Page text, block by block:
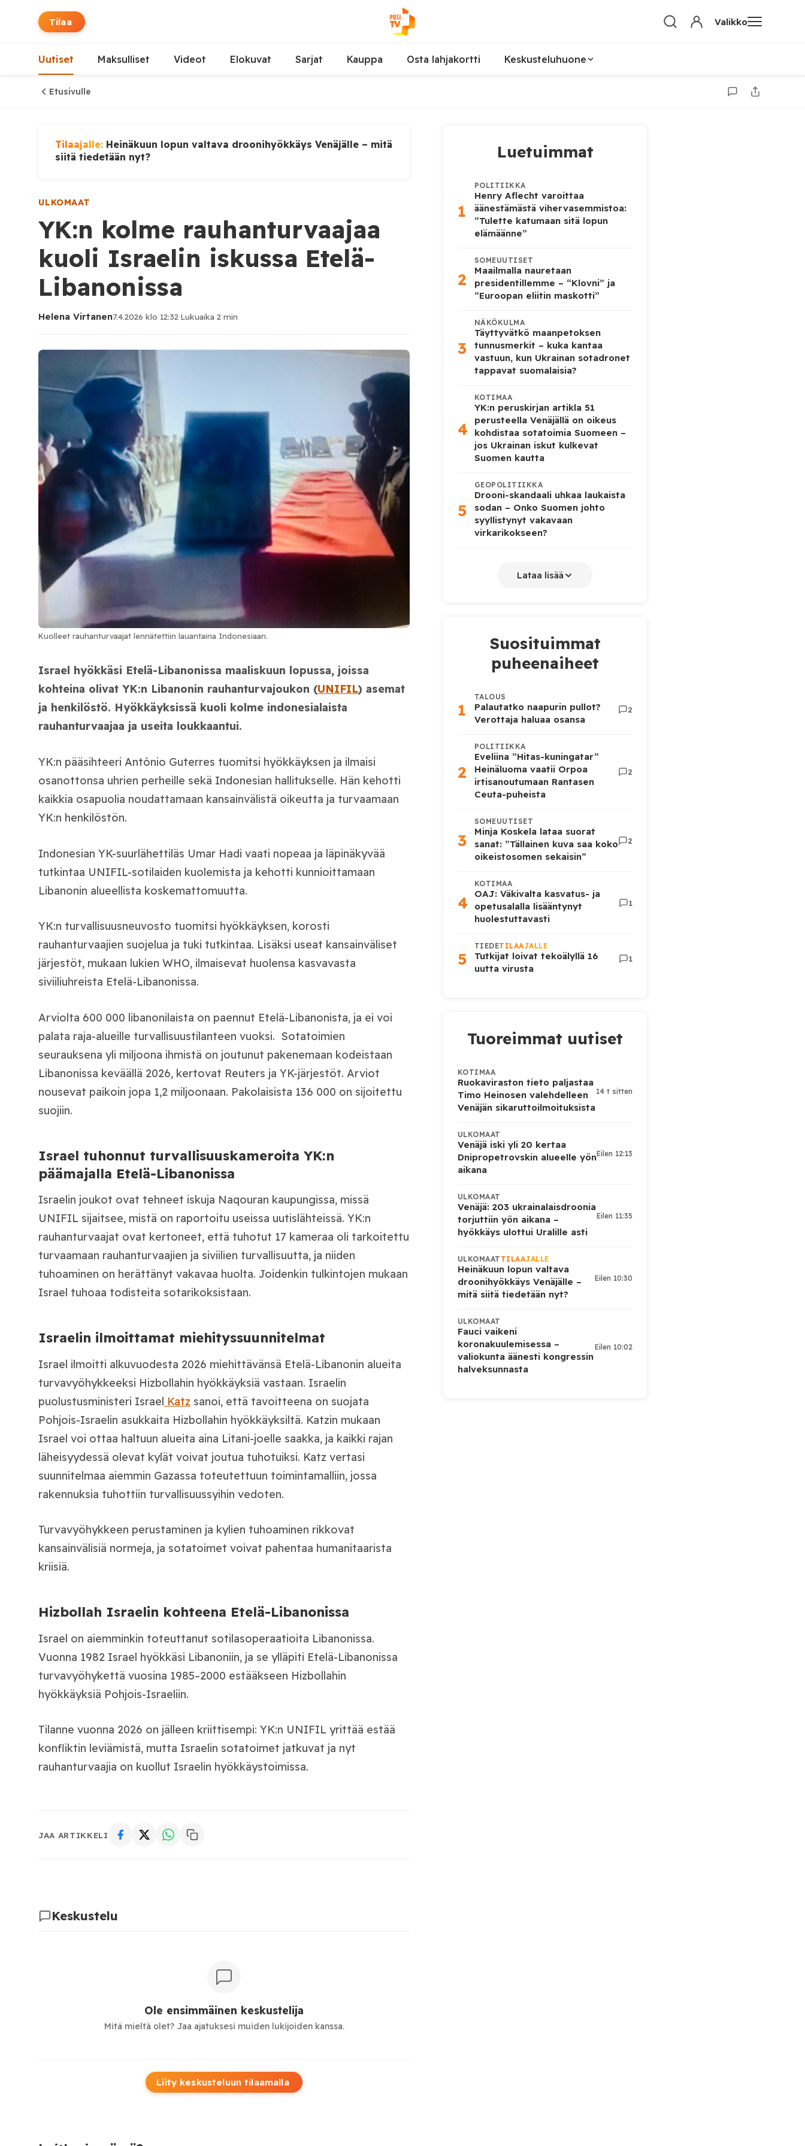
Tilaa Valikko
Uutiset Maksulliset Videot Elokuvat Sarjat Kauppa Osta lahjakortti Keskusteluhuone
Etusivulle
Tilaajalle: Heinäkuun lopun valtava droonihyökkäys Venäjälle – mitä
siitä tiedetään nyt?
ULKOMAAT
YK:n kolme rauhanturvaajaa
kuoli Israelin iskussa Etelä-
Libanonissa
Helena Virtanen7.4.2026 klo 12:32·Lukuaika 2 min
Kuolleet rauhanturvaajat lennätettiin lauantaina Indonesiaan.
Israel hyökkäsi Etelä-Libanonissa maaliskuun lopussa, joissa
kohteina olivat YK:n Libanonin rauhanturvajoukon (UNIFIL) asemat
ja henkilöstö. Hyökkäyksissä kuoli kolme indonesialaista
rauhanturvaajaa ja useita loukkaantui.
YK:n pääsihteeri António Guterres tuomitsi hyökkäyksen ja ilmaisi
osanottonsa uhrien perheille sekä Indonesian hallitukselle. Hän kehotti
kaikkia osapuolia noudattamaan kansainvälistä oikeutta ja turvaamaan
YK:n henkilöstön.
Indonesian YK-suurlähettiläs Umar Hadi vaati nopeaa ja läpinäkyvää
tutkintaa UNIFIL-sotilaiden kuolemista ja kehotti kunnioittamaan
Libanonin alueellista koskemattomuutta.
YK:n turvallisuusneuvosto tuomitsi hyökkäyksen, korosti
rauhanturvaajien suojelua ja tuki tutkintaa. Lisäksi useat kansainväliset
järjestöt, mukaan lukien WHO, ilmaisevat huolensa kasvavasta
siviiliuhreista Etelä-Libanonissa.
Arviolta 600 000 libanonilaista on paennut Etelä-Libanonista, ja ei voi
palata raja-alueille turvallisuustilanteen vuoksi. Sotatoimien
seurauksena yli miljoona ihmistä on joutunut pakenemaan kodeistaan
Libanonissa keväällä 2026, kertovat Reuters ja YK-järjestöt. Arviot
nousevat paikoin jopa 1,2 miljoonaan. Pakolaisista 136 000 on sijoitettu
suojiin.
Israel tuhonnut turvallisuuskameroita YK:n
päämajalla Etelä‑Libanonissa
Israelin joukot ovat tehneet iskuja Naqouran kaupungissa, missä
UNIFIL sijaitsee, mistä on raportoitu useissa uutislähteissä. YK:n
rauhanturvaajat ovat kertoneet, että tuhotut 17 kameraa oli tarkoitettu
turvaamaan rauhanturvaajien ja siviilien turvallisuutta, ja niiden
tuhoaminen on herättänyt vakavaa huolta. Joidenkin tulkintojen mukaan
Israel tuhoaa todisteita sotarikoksistaan.
Israelin ilmoittamat miehityssuunnitelmat
Israel ilmoitti alkuvuodesta 2026 miehittävänsä Etelä-Libanonin alueita
turvavyöhykkeeksi Hizbollahin hyökkäyksiä vastaan. Israelin
puolustusministeri Israel Katz sanoi, että tavoitteena on suojata
Pohjois-Israelin asukkaita Hizbollahin hyökkäyksiltä. Katzin mukaan
Israel voi ottaa haltuun alueita aina Litani-joelle saakka, ja kaikki rajan
läheisyydessä olevat kylät voivat joutua tuhotuiksi. Katz vertasi
suunnitelmaa aiemmin Gazassa toteutettuun toimintamalliin, jossa
rakennuksia tuhottiin turvallisuussyihin vedoten.
Turvavyöhykkeen perustaminen ja kylien tuhoaminen rikkovat
kansainvälisiä normeja, ja sotatoimet voivat pahentaa humanitaarista
kriisiä.
Hizbollah Israelin kohteena Etelä-Libanonissa
Israel on aiemminkin toteuttanut sotilasoperaatioita Libanonissa.
Vuonna 1982 Israel hyökkäsi Libanoniin, ja se ylläpiti Etelä-Libanonissa
turvavyöhykettä vuosina 1985–2000 estääkseen Hizbollahin
hyökkäyksiä Pohjois-Israeliin.
Tilanne vuonna 2026 on jälleen kriittisempi: YK:n UNIFIL yrittää estää
konfliktin leviämistä, mutta Israelin sotatoimet jatkuvat ja nyt
rauhanturvaajia on kuollut Israelin hyökkäystoimissa.
JAA ARTIKKELI
Keskustelu
Ole ensimmäinen keskustelija
Mitä mieltä olet? Jaa ajatuksesi muiden lukijoiden kanssa.
Liity keskusteluun tilaamalla
Luetuimmat
1
POLITIIKKA
Henry Aflecht varoittaa
äänestämästä vihervasemmistoa:
“Tulette katumaan sitä lopun
elämäänne”
2
SOMEUUTISET
Maailmalla nauretaan
presidentillemme – “Klovni” ja
“Euroopan eliitin maskotti”
3
NÄKÖKULMA
Täyttyvätkö maanpetoksen
tunnusmerkit – kuka kantaa
vastuun, kun Ukrainan sotadronet
tappavat suomalaisia?
4
KOTIMAA
YK:n peruskirjan artikla 51
perusteella Venäjällä on oikeus
kohdistaa sotatoimia Suomeen –
jos Ukrainan iskut kulkevat
Suomen kautta
5
GEOPOLITIIKKA
Drooni-skandaali uhkaa laukaista
sodan – Onko Suomen johto
syyllistynyt vakavaan
virkarikokseen?
Lataa lisää
Suosituimmat
puheenaiheet
1
TALOUS
Palautatko naapurin pullot?
Verottaja haluaa osansa
2
2
POLITIIKKA
Eveliina ”Hitas-kuningatar”
Heinäluoma vaatii Orpoa
irtisanoutumaan Rantasen
Ceuta-puheista
2
3
SOMEUUTISET
Minja Koskela lataa suorat
sanat: ”Tällainen kuva saa koko
oikeistosomen sekaisin”
2
4
KOTIMAA
OAJ: Väkivalta kasvatus- ja
opetusalalla lisääntynyt
huolestuttavasti
1
5
TIEDETILAAJALLE
Tutkijat loivat tekoälyllä 16
uutta virusta
1
Tuoreimmat uutiset
KOTIMAA
Ruokaviraston tieto paljastaa
Timo Heinosen valehdelleen
Venäjän sikaruttoilmoituksista
14 t sitten
ULKOMAAT
Venäjä iski yli 20 kertaa
Dnipropetrovskin alueelle yön
aikana
Eilen 12:13
ULKOMAAT
Venäjä: 203 ukrainalaisdroonia
torjuttiin yön aikana –
hyökkäys ulottui Uralille asti
Eilen 11:35
ULKOMAAT TILAAJALLE
Heinäkuun lopun valtava
droonihyökkäys Venäjälle –
mitä siitä tiedetään nyt?
Eilen 10:30
ULKOMAAT
Fauci vaikeni
koronakuulemisessa –
valiokunta äänesti kongressin
halveksunnasta
Eilen 10:02